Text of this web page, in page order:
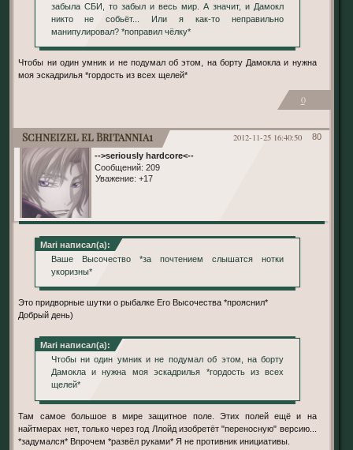
забыла СБИ, то забыл и весь мир. А значит, и Дамокл
никто не собьёт... Или я как-то неправильно
манипулировал? *поправил чёлку*
Чтобы ни один умник и не подумал об этом, на борту Дамокла и нужна
моя эскадрилья *гордость из всех щелей*
0
80
2012-11-25 16:40:50
Schneizel el Britannia1
-->seriously hardcore<--
Сообщений: 209
Уважение: +17
Mari написал(а):
Ваше Высочество *за почтением слышатся нотки
укоризны*
Это придворные шутки о рыбалке Его Высочества *прояснил*
Добрый день)
Mari написал(а):
Чтобы ни один умник и не подумал об этом, на борту
Дамокла и нужна моя эскадрилья *гордость из всех
щелей*
Там самое большое в мире защитное поле. Этих полей ещё и на
найтмерах нет, только через год Ллойд изобретёт "переносную" версию...
*задумался* Впрочем *развёл руками* Я не противник инициативы.